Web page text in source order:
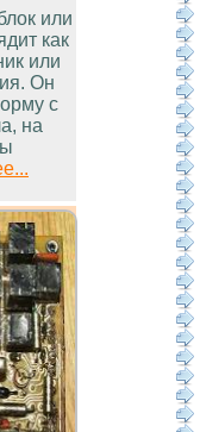
или
как
или
Он
с
на